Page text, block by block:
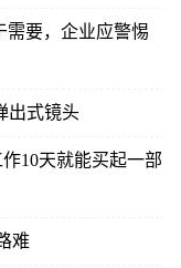
需要，企业应警惕
出式镜头
10天就能买起一部
难